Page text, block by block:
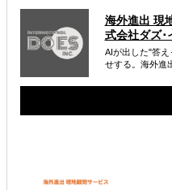
属するジャンル
海外進出総合支援 海外
海外進出 現
式会社ダズ･
AIが出した"答
せする。海外進